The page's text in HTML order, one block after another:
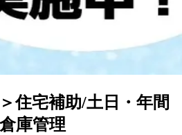
住宅補助/土日・年間
庫管理